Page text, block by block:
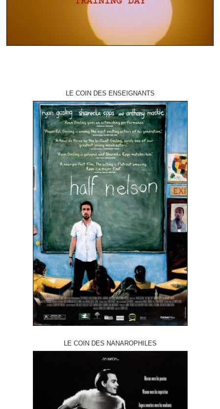
LE COIN DES ENSEIGNANTS
LE COIN DES NANAROPHILES